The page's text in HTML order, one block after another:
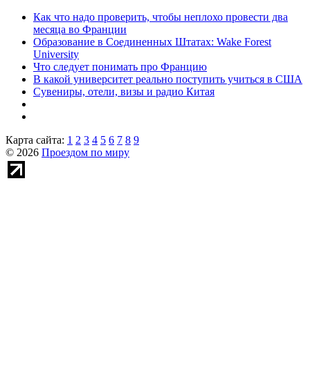
Как что надо проверить, чтобы неплохо провести два
месяца во Франции
Образование в Соединенных Штатах: Wake Forest
University
Что следует понимать про Францию
В какой университет реально поступить учиться в США
Сувениры, отели, визы и радио Китая
Карта сайта: 1 2 3 4 5 6 7 8 9
© 2026 Проездом по миру